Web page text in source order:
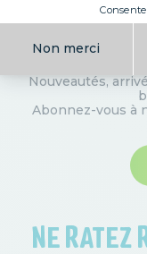
Inscrivez-
Nouveautés,
Abonnez-vous à
NE RATEZ